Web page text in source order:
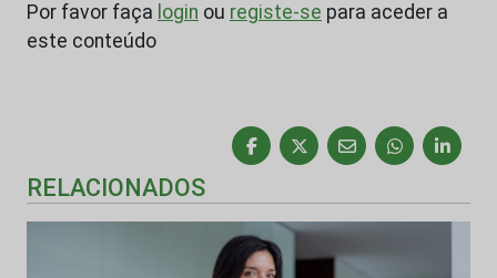
Por favor faça login ou registe-se para aceder a
este conteúdo
RELACIONADOS